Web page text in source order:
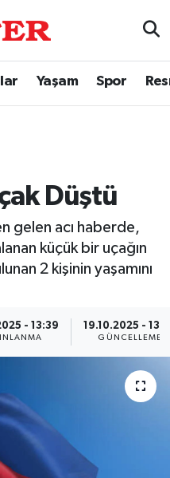
Yaşam Spor
Düştü
gelen acı haberde,
küçük bir uçağın
2 kişinin yaşamını
- 13:39 19.10.2025 -
GÜNCELLEME